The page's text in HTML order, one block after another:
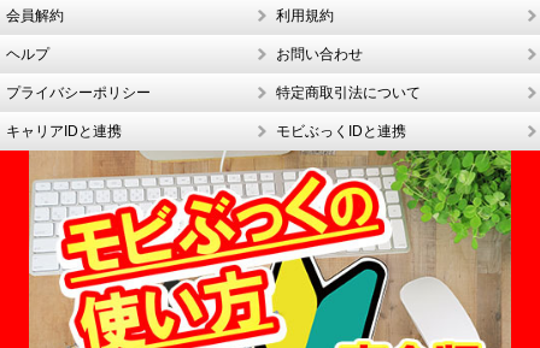
会員解約 利用規約
ヘルプ お問い合わせ
プライバシーポリシー 特定商取引法について
キャリアIDと連携 モビぶっくIDと連携